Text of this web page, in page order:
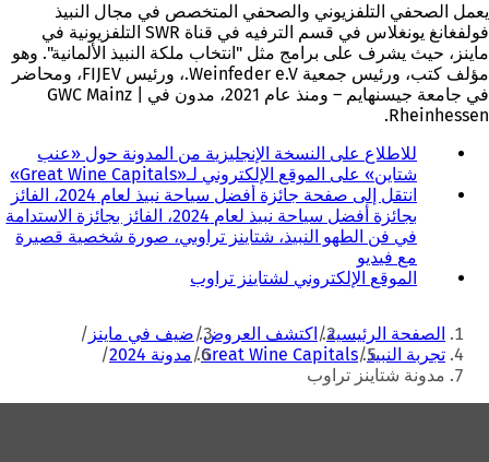
يعمل الصحفي التلفزيوني والصحفي المتخصص في مجال النبيذ
فولفغانغ يونغلاس في قسم الترفيه في قناة SWR التلفزيونية في
ماينز، حيث يشرف على برامج مثل "انتخاب ملكة النبيذ الألمانية". وهو
مؤلف كتب، ورئيس جمعية Weinfeder e.V.، ورئيس FIJEV، ومحاضر
في جامعة جيسنهايم – ومنذ عام 2021، مدون في GWC Mainz |
Rheinhessen.
للاطلاع على النسخة الإنجليزية من المدونة حول «عنب
شتاين» على الموقع الإلكتروني لـ«Great Wine Capitals»
(
ف
ة
انتقل إلى صفحة جائزة أفضل سياحة نبيذ لعام 2024، الفائز
بجائزة أفضل سياحة نبيذ لعام 2024، الفائز بجائزة الاستدامة
في فن الطهو النبيذ، شتاينز تراوبي، صورة شخصية قصيرة
مع فيديو
الموقع الإلكتروني لشتاينز تراوب
ت
ح
ي
أنت
هنا
الصفحة الرئيسية اكتشف العروض ضيف في ماينز
تجربة النبيذ Great Wine Capitals مدونة 2024
مدونة شتاينز تراوب